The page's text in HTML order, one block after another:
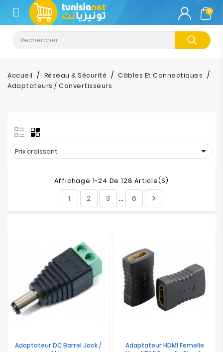
CATÉGORIE
Climatisation
Informatique
Impression
Bureautique
Réseau
Sécurité
Loisirs
0
Accueil Réseau & Sécurité
Câbles Et Connectiques
Adaptateurs / Convertisseurs
Prix croissant 
Affichage 1-24 De 128 Article(s)
1 2 3 … 6 
Adaptateur DC Barrel Jack /
Adaptateur HDMI Femelle